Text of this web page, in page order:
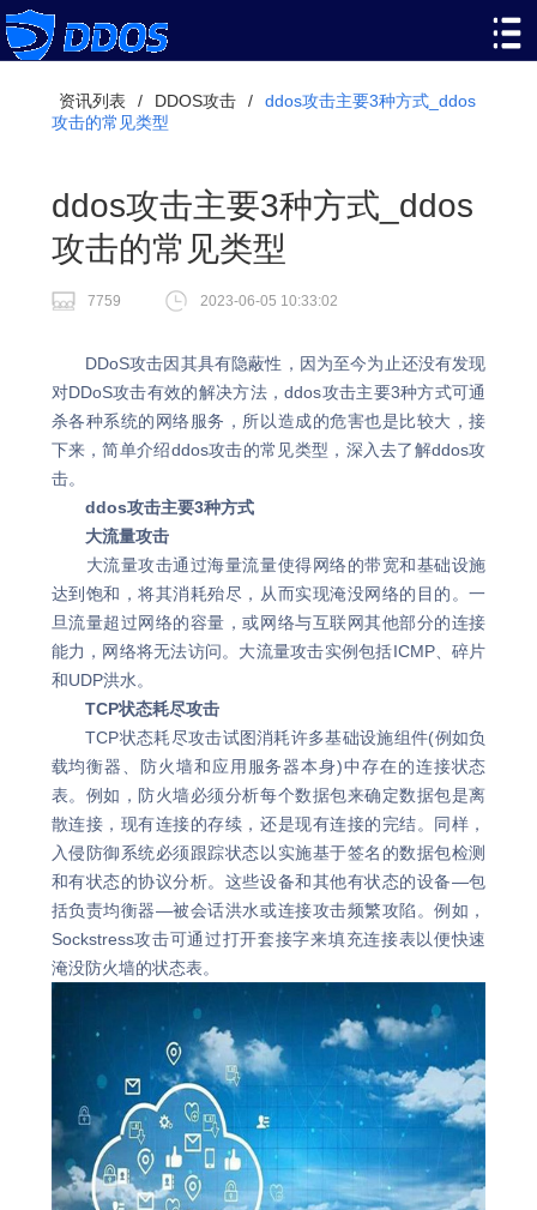
资讯列表 / DDOS攻击 /
ddos攻击主要3种方式_ddos
攻击的常见类型
ddos攻击主要3种方式_ddos
攻击的常见类型
7759 2023-06-05 10:33:02
DDoS攻击因其具有隐蔽性，因为至今为止还没有发现
对DDoS攻击有效的解决方法，ddos攻击主要3种方式可通
杀各种系统的网络服务，所以造成的危害也是比较大，接
下来，简单介绍ddos攻击的常见类型，深入去了解ddos攻
击。
ddos攻击主要3种方式
大流量攻击
大流量攻击通过海量流量使得网络的带宽和基础设施
达到饱和，将其消耗殆尽，从而实现淹没网络的目的。一
旦流量超过网络的容量，或网络与互联网其他部分的连接
能力，网络将无法访问。大流量攻击实例包括ICMP、碎片
和UDP洪水。
TCP状态耗尽攻击
TCP状态耗尽攻击试图消耗许多基础设施组件(例如负
载均衡器、防火墙和应用服务器本身)中存在的连接状态
表。例如，防火墙必须分析每个数据包来确定数据包是离
散连接，现有连接的存续，还是现有连接的完结。同样，
入侵防御系统必须跟踪状态以实施基于签名的数据包检测
和有状态的协议分析。这些设备和其他有状态的设备—包
括负责均衡器—被会话洪水或连接攻击频繁攻陷。例如，
Sockstress攻击可通过打开套接字来填充连接表以便快速
淹没防火墙的状态表。